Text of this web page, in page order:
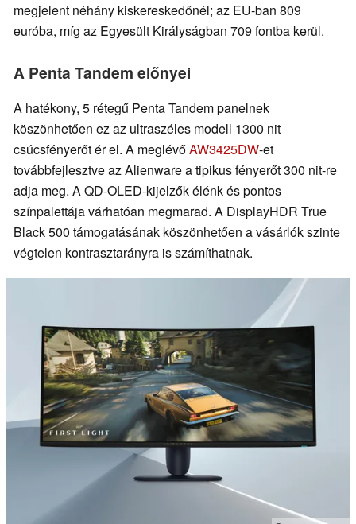
megjelent néhány kiskereskedőnél; az EU-ban 809
euróba, míg az Egyesült Királyságban 709 fontba kerül.
A Penta Tandem előnyei
A hatékony, 5 rétegű Penta Tandem panelnek
köszönhetően ez az ultraszéles modell 1300 nit
csúcsfényerőt ér el. A meglévőAW3425DW-et
továbbfejlesztve az Alienware a tipikus fényerőt 300 nit-re
adja meg. A QD-OLED-kijelzők élénk és pontos
színpalettája várhatóan megmarad. A DisplayHDR True
Black 500 támogatásának köszönhetően a vásárlók szinte
végtelen kontrasztarányra is számíthatnak.